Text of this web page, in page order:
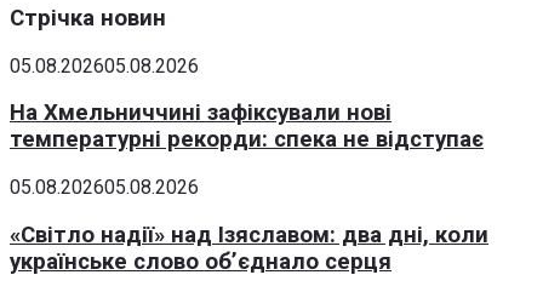
Стрічка новин
05.08.202605.08.2026
На Хмельниччині зафіксували нові
температурні рекорди: спека не відступає
05.08.202605.08.2026
«Світло надії» над Ізяславом: два дні, коли
українське слово об’єднало серця